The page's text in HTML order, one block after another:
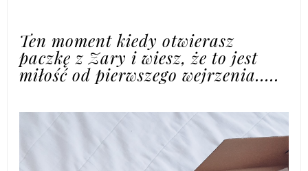
Ten moment kiedy otwierasz
paczkę z Zary i wiesz, że to jest
miłość od pierwszego wejrzenia.....